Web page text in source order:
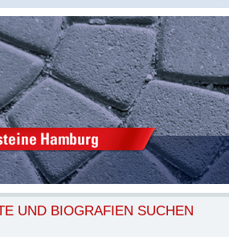
UND BIOGRAFIEN SUCHEN